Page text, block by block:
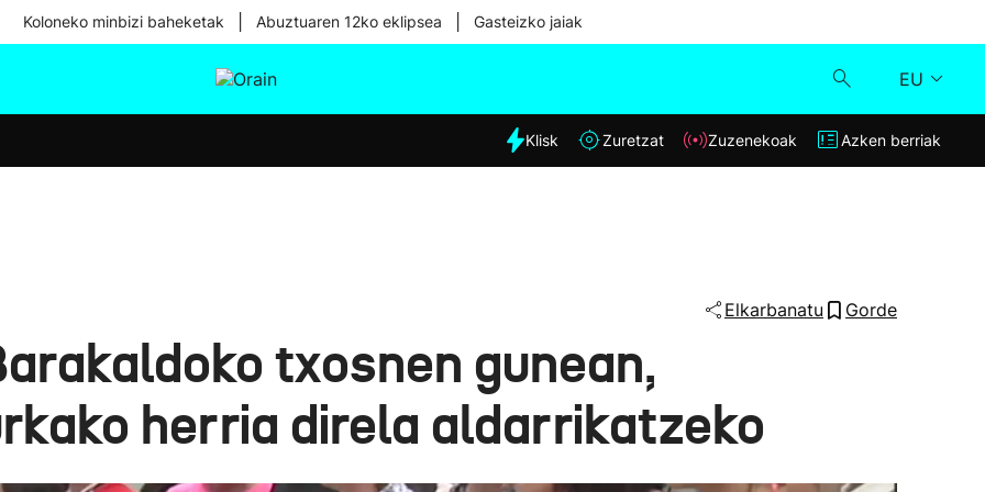
Koloneko minbizi baheketak Abuztuaren 12ko eklipsea Gasteizko jaiak
EU
Eguraldia
Klisk
Klisk Zuretzat Zuzenekoak Azken berriak
Elkarbanatu Gorde
txosnen gunean,
herria direla aldarrikatzeko